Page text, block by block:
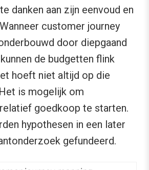
danken aan zijn eenvoud en
customer journey
door diepgaand
de budgetten flink
hoeft niet altijd op die
is mogelijk om
goedkoop te starten.
hypothesen in een later
gefundeerd.